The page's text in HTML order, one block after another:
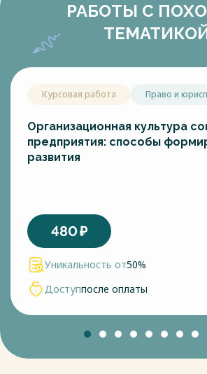
РАБОТЫ С
Курсовая работа Право и
Организационная культура
предприятия: способы
развития
480₽
Уникальность от50%
Доступпосле оплаты